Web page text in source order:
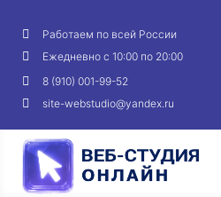
Работаем по всей России
Ежедневно с 10:00 по 20:00
8 (910) 001-99-52
site-webstudio@yandex.ru